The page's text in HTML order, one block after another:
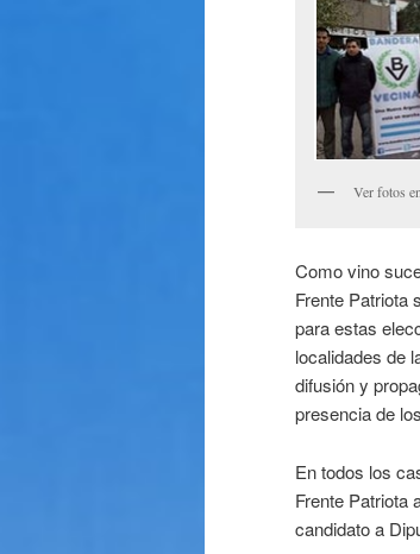
Ver fotos
Como vino
Frente Patriota
para estas
localidades de
difusión y
presencia de
En todos los
Frente Patriota
candidato a